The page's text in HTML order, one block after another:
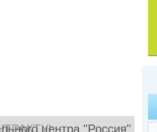
центра "Россия"